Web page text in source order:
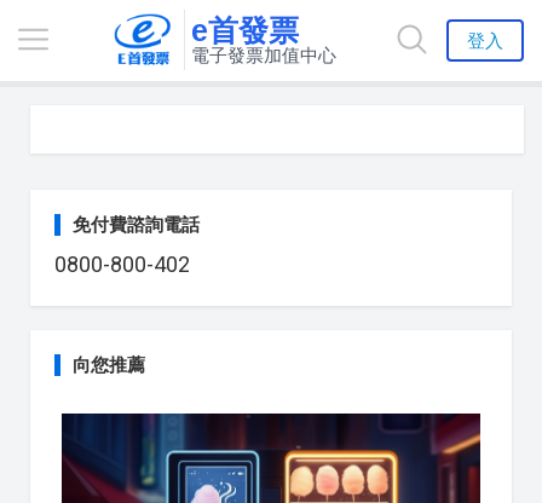
e首發票
電子發票加值中心
登入
免付費諮詢電話
0800-800-402
向您推薦